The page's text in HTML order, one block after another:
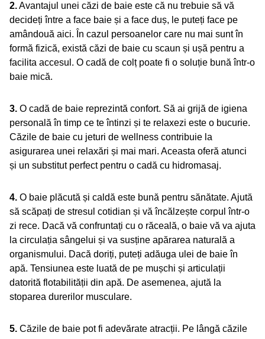
2.Avantajul unei căzi de baie este că nu trebuie să vă
decideți între a face baie și a face duș, le puteți face pe
amândouă aici. În cazul persoanelor care nu mai sunt în
formă fizică, există căzi de baie cu scaun și ușă pentru a
facilita accesul. O cadă de colț poate fi o soluție bună într-o
baie mică.
3. O cadă de baie reprezintă confort. Să ai grijă de igiena
personală în timp ce te întinzi și te relaxezi este o bucurie.
Căzile de baie cu jeturi de wellness contribuie la
asigurarea unei relaxări și mai mari. Aceasta oferă atunci
și un substitut perfect pentru o cadă cu hidromasaj.
4. O baie plăcută și caldă este bună pentru sănătate. Ajută
să scăpați de stresul cotidian și vă încălzește corpul într-o
zi rece. Dacă vă confruntați cu o răceală, o baie vă va ajuta
la circulația sângelui și va susține apărarea naturală a
organismului. Dacă doriți, puteți adăuga ulei de baie în
apă. Tensiunea este luată de pe mușchi și articulații
datorită flotabilității din apă. De asemenea, ajută la
stoparea durerilor musculare.
5. Căzile de baie pot fi adevărate atracții. Pe lângă căzile